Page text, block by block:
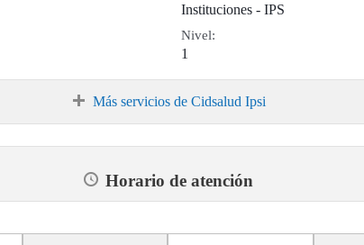
Instituciones - IPS
Nivel:
1
Más servicios de Cidsalud Ipsi
Horario de atención